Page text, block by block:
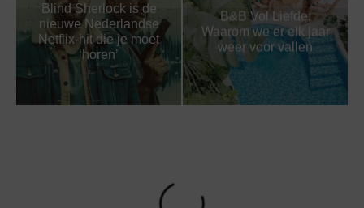
Blind Sherlock is de
nieuwe Nederlandse
Netflix-hit die je moet
‘horen’
B&B Vol Liefde:
Waarom we er elk jaar
weer voor vallen